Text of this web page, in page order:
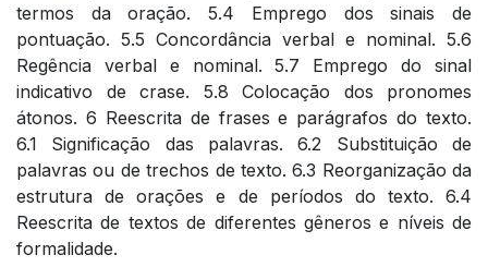
termos da oração. 5.4 Emprego dos sinais de
pontuação. 5.5 Concordância verbal e nominal. 5.6
Regência verbal e nominal. 5.7 Emprego do sinal
indicativo de crase. 5.8 Colocação dos pronomes
átonos. 6 Reescrita de frases e parágrafos do texto.
6.1 Significação das palavras. 6.2 Substituição de
palavras ou de trechos de texto. 6.3 Reorganização da
estrutura de orações e de períodos do texto. 6.4
Reescrita de textos de diferentes gêneros e níveis de
formalidade.